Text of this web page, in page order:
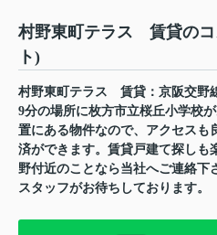
村野東町テラス 賃貸のコ
ト)
村野東町テラス 賃貸：京阪交野
9分の場所に枚方市立桜丘小学校
置にある物件なので、アクセスも
済ができます。賃貸戸建て探しも
野付近のことなら当社へご連絡下
スタッフがお待ちしております。